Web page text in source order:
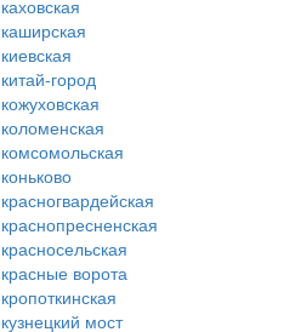
каховская
каширская
киевская
китай-город
кожуховская
коломенская
комсомольская
коньково
красногвардейская
краснопресненская
красносельская
красные ворота
кропоткинская
кузнецкий мост